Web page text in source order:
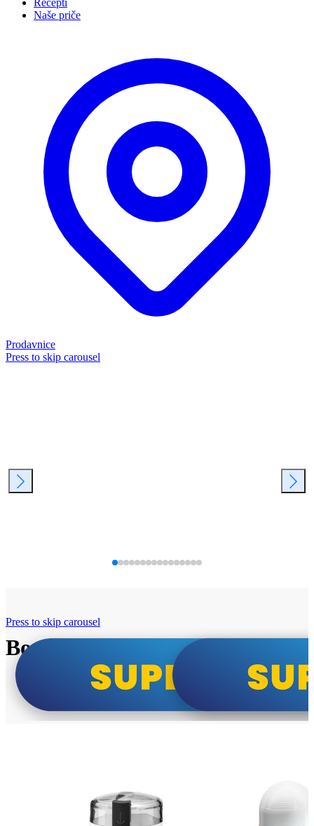
Recepti
Naše priče
Prodavnice
Press to skip carousel
Bosch super cene
Press to skip carousel